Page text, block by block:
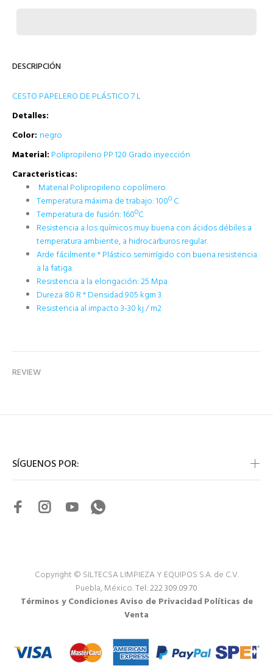
DESCRIPCIÓN
CESTO PAPELERO DE PLÁSTICO 7 L
Detalles:
Color: negro
Material: Polipropileno PP 120 Grado inyección
Caracteristicas:
Material Polipropileno copolímero.
Temperatura máxima de trabajo: 100º C
Temperatura de fusión: 160ºC
Resistencia a los químicos muy buena con ácidos débiles a
temperatura ambiente, a hidrocarburos regular.
Arde fácilmente * Plástico semirrígido con buena resistencia
a la fatiga.
Resistencia a la elongación: 25 Mpa
Dureza 80 R * Densidad 905 kgm 3
Resistencia al impacto 3-30 kj / m2
REVIEW
SÍGUENOS POR:
Copyright © SILTECSA LIMPIEZA Y EQUIPOS S.A. de C.V.
Puebla, México.Tel: 222 309.09.70
Términos y CondicionesAviso de Privacidad Políticas de
Venta